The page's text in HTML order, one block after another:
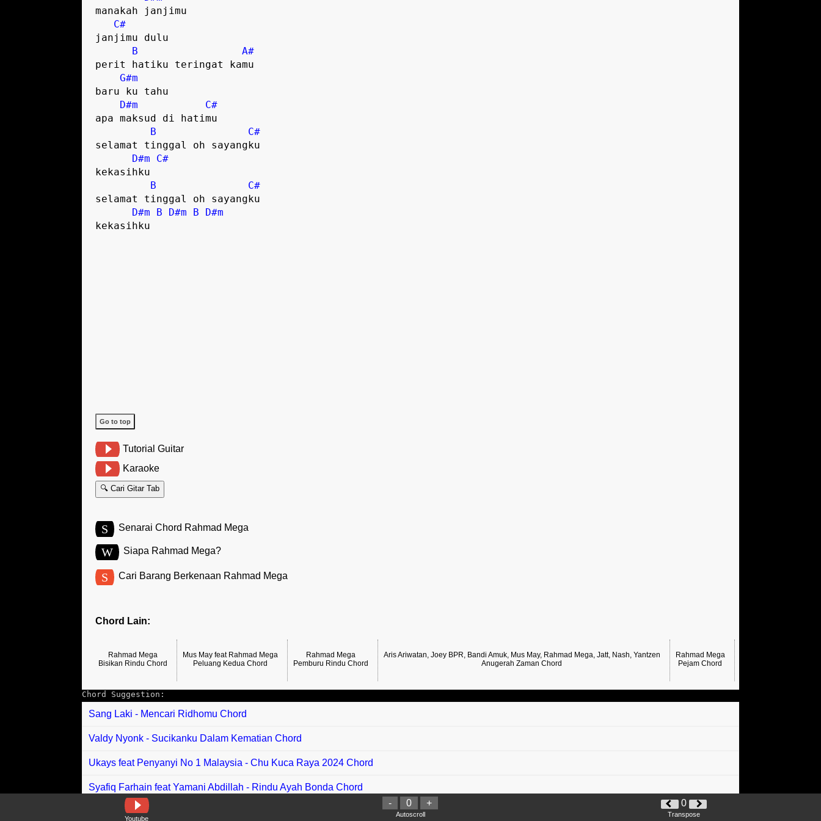
manakah janjimu
C#
janjimu dulu
B
A#
perit hatiku teringat kamu
G#m
baru ku tahu
D#m
C#
apa maksud di hatimu
B
C#
selamat tinggal oh sayangku
D#m
C#
kekasihku
B
C#
selamat tinggal oh sayangku
D#m
B D#m B
D#m
Go to top
Tutorial Guitar
Karaoke
🔍 Cari Gitar Tab
S Senarai Chord Rahmad Mega
W Siapa Rahmad Mega?
S Cari Barang Berkenaan Rahmad Mega
Chord Lain:
Rahmad Mega
Bisikan Rindu Chord
Mus May feat Rahmad Mega
Peluang Kedua Chord
Rahmad Mega
Pemburu Rindu Chord
Aris Ariwatan, Joey BPR, Bandi Amuk, Mus May, Rahmad Mega, Jatt, Nash, Yantzen
Anugerah Zaman Chord
Rahmad Mega
Pejam Chord
Chord Suggestion:
Sang Laki - Mencari Ridhomu Chord
Valdy Nyonk - Sucikanku Dalam Kematian Chord
Ukays feat Penyanyi No 1 Malaysia - Chu Kuca Raya 2024 Chord
Syafiq Farhain feat Yamani Abdillah - Rindu Ayah Bonda Chord
Xpose Band,Dina Nadzir - Raya Di Rumah Dinda Chord
Youtube
- 0 +
Autoscroll
0
Transpose